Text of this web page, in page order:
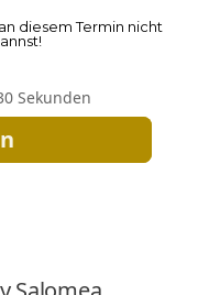
diesem Termin nicht